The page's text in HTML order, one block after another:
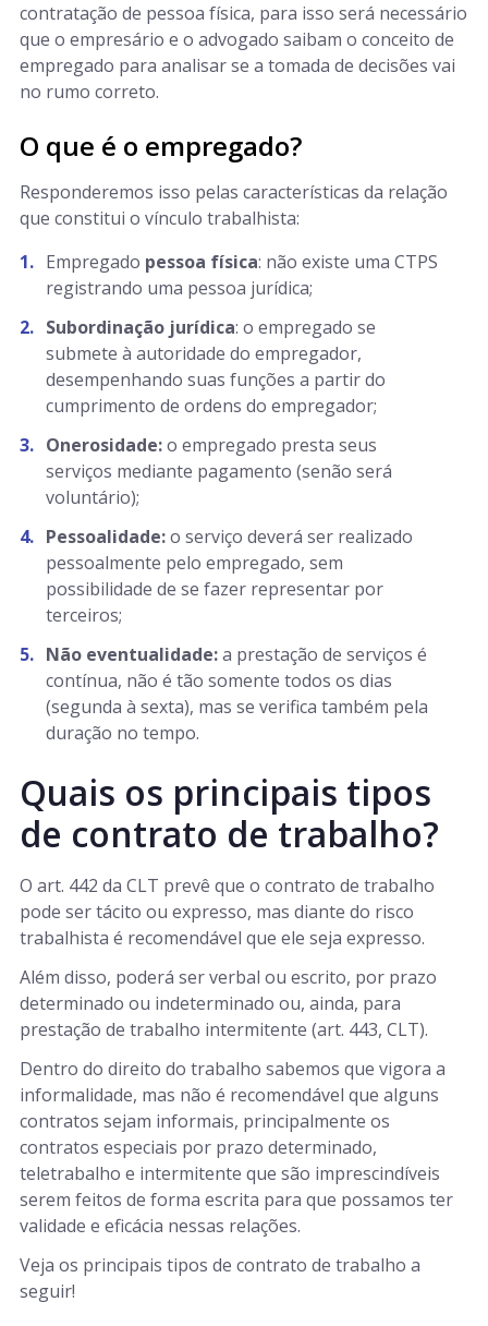
contratação de pessoa física, para isso será necessário
que o empresário e o advogado saibam o conceito de
empregado para analisar se a tomada de decisões vai
no rumo correto.
O que é o empregado?
Responderemos isso pelas características da relação
que constitui o vínculo trabalhista:
Empregado pessoa física: não existe uma CTPS
registrando uma pessoa jurídica;
Subordinação jurídica: o empregado se
submete à autoridade do empregador,
desempenhando suas funções a partir do
cumprimento de ordens do empregador;
Onerosidade:o empregado presta seus
serviços mediante pagamento (senão será
voluntário);
Pessoalidade:o serviço deverá ser realizado
pessoalmente pelo empregado, sem
possibilidade de se fazer representar por
terceiros;
Não eventualidade:a prestação de serviços é
contínua, não é tão somente todos os dias
(segunda à sexta), mas se verifica também pela
duração no tempo.
Quais os principais tipos
de contrato de trabalho?
O art. 442 da CLT prevê que o contrato de trabalho
pode ser tácito ou expresso, mas diante do risco
trabalhista é recomendável que ele seja expresso.
Além disso, poderá ser verbal ou escrito, por prazo
determinado ou indeterminado ou, ainda, para
prestação de trabalho intermitente (art. 443, CLT).
Dentro do direito do trabalho sabemos que vigora a
informalidade, mas não é recomendável que alguns
contratos sejam informais, principalmente os
contratos especiais por prazo determinado,
teletrabalho e intermitente que são imprescindíveis
serem feitos de forma escrita para que possamos ter
validade e eficácia nessas relações.
Veja os principais tipos de contrato de trabalho a
seguir!